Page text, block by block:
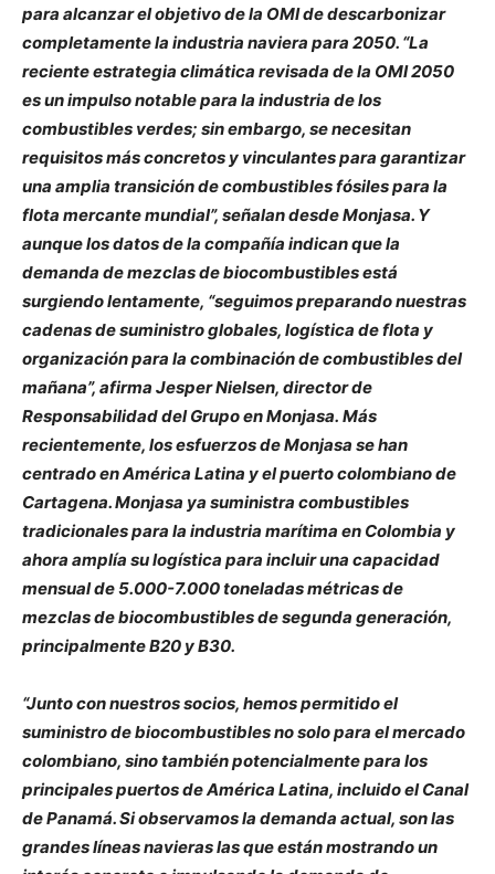
para alcanzar el objetivo de la OMI de descarbonizar
completamente la industria naviera para 2050. “La
reciente estrategia climática revisada de la OMI 2050
es un impulso notable para la industria de los
combustibles verdes; sin embargo, se necesitan
requisitos más concretos y vinculantes para garantizar
una amplia transición de combustibles fósiles para la
flota mercante mundial”, señalan desde Monjasa. Y
aunque los datos de la compañía indican que la
demanda de mezclas de biocombustibles está
surgiendo lentamente, “seguimos preparando nuestras
cadenas de suministro globales, logística de flota y
organización para la combinación de combustibles del
mañana”, afirma Jesper Nielsen, director de
Responsabilidad del Grupo en Monjasa. Más
recientemente, los esfuerzos de Monjasa se han
centrado en América Latina y el puerto colombiano de
Cartagena. Monjasa ya suministra combustibles
tradicionales para la industria marítima en Colombia y
ahora amplía su logística para incluir una capacidad
mensual de 5.000-7.000 toneladas métricas de
mezclas de biocombustibles de segunda generación,
principalmente B20 y B30.
“Junto con nuestros socios, hemos permitido el
suministro de biocombustibles no solo para el mercado
colombiano, sino también potencialmente para los
principales puertos de América Latina, incluido el Canal
de Panamá. Si observamos la demanda actual, son las
grandes líneas navieras las que están mostrando un